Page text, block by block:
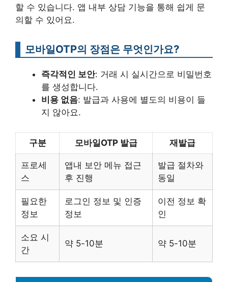
할 수 있습니다. 앱 내부 상담 기능을 통해 쉽게 문
의할 수 있어요.
모바일OTP의 장점은 무엇인가요?
즉각적인 보안: 거래 시 실시간으로 비밀번호
를 생성합니다.
비용 없음: 발급과 사용에 별도의 비용이 들
지 않아요.
구분 모바일OTP 발급 재발급
프로세
스
앱내 보안 메뉴 접근
후 진행
발급 절차와
동일
필요한
정보
로그인 정보 및 인증
정보
이전 정보 확
인
소요 시
간
약 5-10분 약 5-10분